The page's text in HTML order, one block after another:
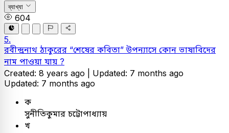
ব্যাখ্যা
604
5.
রবীন্দ্রনাথ ঠাকুরের “শেষের কবিতা” উপন্যাসে কোন ভাষাবিদের
নাম পাওয়া যায় ?
Created: 8 years ago | Updated: 7 months ago
Updated: 7 months ago
ক
সুনীতিকুমার চট্টোপাধ্যায়
খ